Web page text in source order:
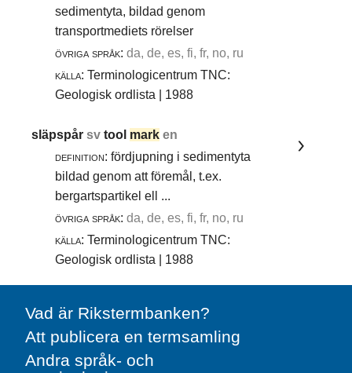
sedimentyta, bildad genom
transportmediets rörelser
övriga språk: da, de, es, fi, fr, no, ru
källa: Terminologicentrum TNC:
Geologisk ordlista | 1988
släpspårsvtool mark en
definition: fördjupning i sedimentyta
bildad genom att föremål, t.ex.
bergartspartikel ell ...
övriga språk: da, de, es, fi, fr, no, ru
källa: Terminologicentrum TNC:
Geologisk ordlista | 1988
Vad är Rikstermbanken?
Att publicera en termsamling
Andra språk- och